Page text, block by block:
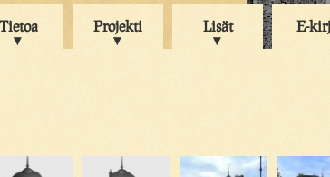
Tietoa Projekti Lisät E-